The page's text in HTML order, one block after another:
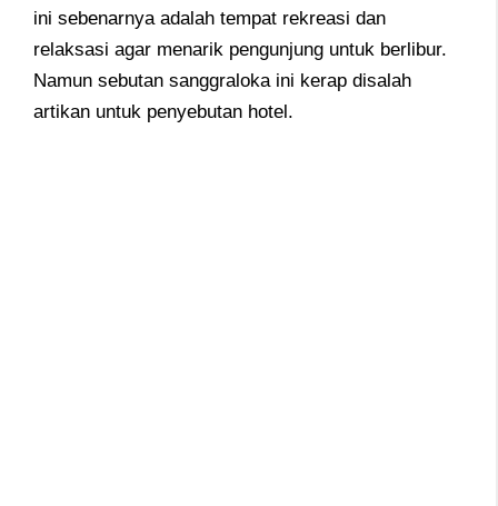
ini sebenarnya adalah tempat rekreasi dan
relaksasi agar menarik pengunjung untuk berlibur.
Namun sebutan sanggraloka ini kerap disalah
artikan untuk penyebutan hotel.